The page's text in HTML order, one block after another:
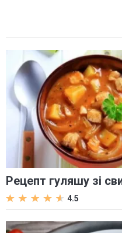
Рецепт гуляшу зі
4.5